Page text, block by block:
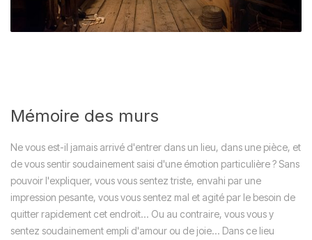
Mémoire des murs
Ne vous est-il jamais arrivé d'entrer dans un lieu, dans une pièce, et
de vous sentir soudainement saisi d'une émotion particulière ? Sans
pouvoir l'expliquer, vous vous sentez triste, envahi par une
impression pesante, vous vous sentez mal et agité par le besoin de
quitter rapidement cet endroit... Ou au contraire, vous vous y
sentez soudainement empli d'amour ou de joie... Dans ce lieu